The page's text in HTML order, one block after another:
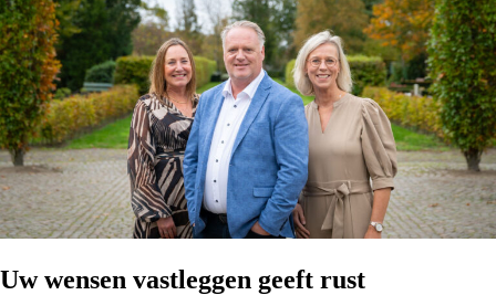
Uw wensen vastleggen geeft rust